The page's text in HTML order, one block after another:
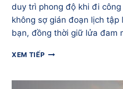
duy trì phong độ khi đi
không sợ gián đoạn lịch tập
bạn, đồng thời giữ lửa đam
XEM TIẾPBÍ